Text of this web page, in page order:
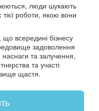
люди шукають
тієї роботи, якою вони
що всередині бізнесу
задоволення
наснаги та залучення,
та участі
щастя.